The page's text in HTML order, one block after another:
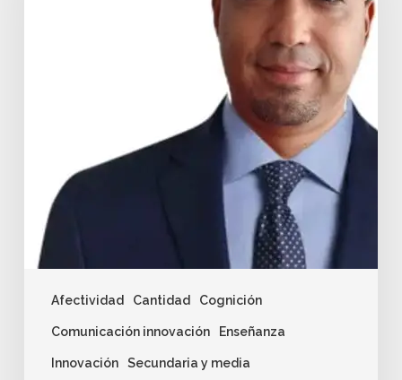
Afectividad Cantidad Cognición
Comunicación innovación Enseñanza
Innovación Secundaria y media